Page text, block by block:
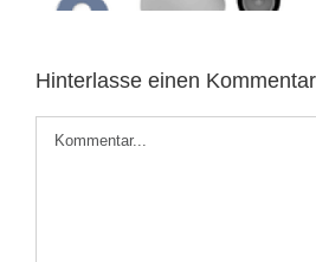
Hinterlasse einen Kommentar